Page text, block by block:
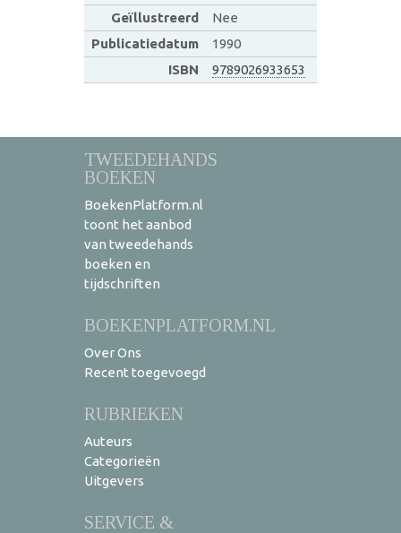
Geïllustreerd
Nee
Publicatiedatum
1990
ISBN
9789026933653
TWEEDEHANDS
BOEKEN
BoekenPlatform.nl
toont het aanbod
van tweedehands
boeken en
tijdschriften
BOEKENPLATFORM.NL
Over Ons
Recent toegevoegd
RUBRIEKEN
Auteurs
Categorieën
Uitgevers
SERVICE &